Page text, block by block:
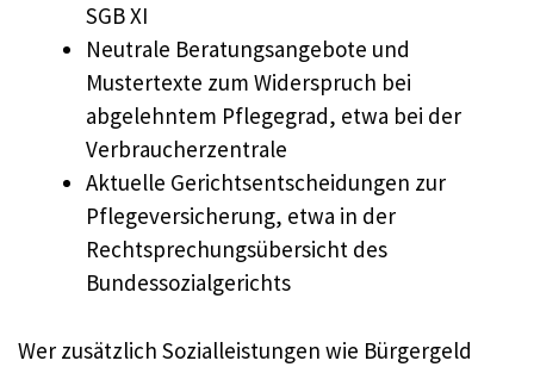
SGB XI
Neutrale Beratungsangebote und
Mustertexte zum Widerspruch bei
abgelehntem Pflegegrad, etwa bei der
Verbraucherzentrale
Aktuelle Gerichtsentscheidungen zur
Pflegeversicherung, etwa in der
Rechtsprechungsübersicht des
Bundessozialgerichts
Wer zusätzlich Sozialleistungen wie Bürgergeld